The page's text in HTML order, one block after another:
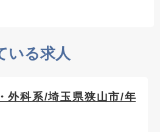
いる求人
外科系/埼玉県狭山市/年